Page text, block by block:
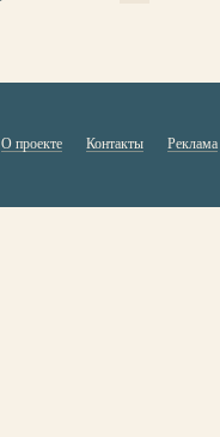
О проекте Контакты Реклама